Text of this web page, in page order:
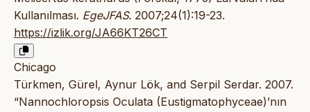
Kullanılması. EgeJFAS. 2007;24(1):19-23.
https://izlik.org/JA66KT26CT
Chicago
Türkmen, Gürel, Aynur Lök, and Serpil Serdar. 2007.
“Nannochloropsis Oculata (Eustigmatophyceae)’nın